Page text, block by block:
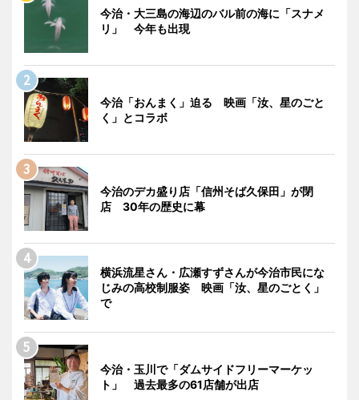
今治・大三島の海辺のバル前の海に「スナメ
リ」 今年も出現
今治「おんまく」迫る 映画「汝、星のごと
く」とコラボ
今治のデカ盛り店「信州そば久保田」が閉
店 30年の歴史に幕
横浜流星さん・広瀬すずさんが今治市民にな
じみの高校制服姿 映画「汝、星のごとく」
で
今治・玉川で「ダムサイドフリーマーケッ
ト」 過去最多の61店舗が出店